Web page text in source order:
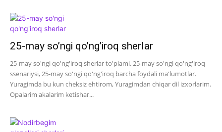
25-may so’ngi qo’ng’iroq sherlar
25-may so'ngi qo'ng'iroq sherlar to'plami. 25-may so'ngi qo'ng'iroq
ssenariysi, 25-may so'ngi qo'ng'iroq barcha foydali ma'lumotlar.
Yuragimda bu kun cheksiz ehtirom, Yuragimdan chiqar dil izxorlarim.
Opalarim akalarim ketishar...